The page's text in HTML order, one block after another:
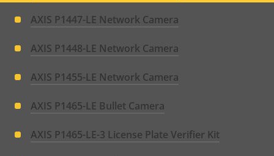
AXIS P1447-LE Network Camera
AXIS P1448-LE Network Camera
AXIS P1455-LE Network Camera
AXIS P1465-LE Bullet Camera
AXIS P1465-LE-3 License Plate Verifier Kit
menu